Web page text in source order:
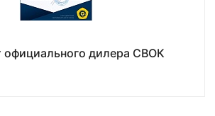
официального дилера СВОК